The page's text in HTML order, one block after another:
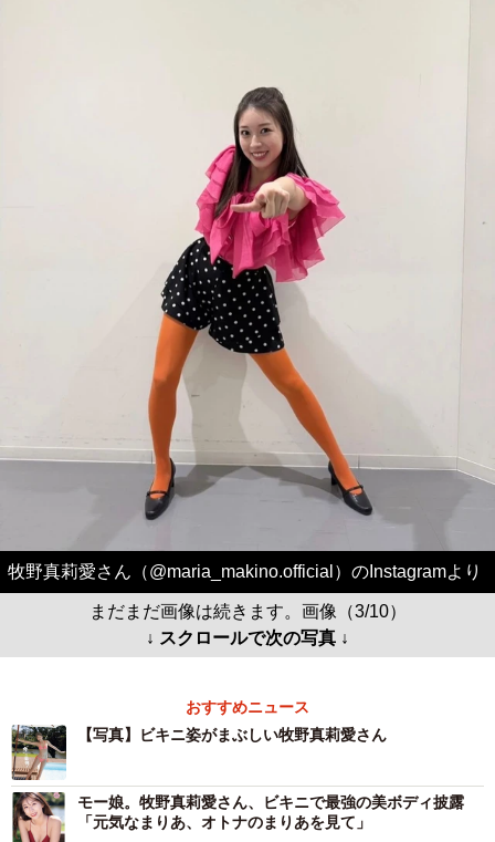
牧野真莉愛さん（@maria_makino.official）のInstagramより
まだまだ画像は続きます。画像（3/10）
↓ スクロールで次の写真 ↓
おすすめニュース
【写真】ビキニ姿がまぶしい牧野真莉愛さん
モー娘。牧野真莉愛さん、ビキニで最強の美ボディ披露
「元気なまりあ、オトナのまりあを見て」